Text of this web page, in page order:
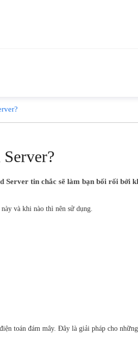
tin chắc sẽ làm bạn bối rối bởi
và khi nào thì nên sử dụng.
toán đám mây. Đây là giải pháp cho